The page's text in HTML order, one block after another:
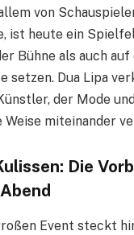
von
ist heute ein
Bühne als auch
setzen. Dua Lipa
der Mode
Weise miteinander
Die
Event steckt